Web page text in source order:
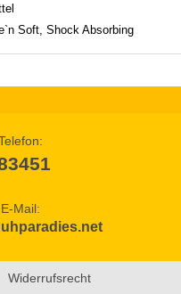
Soft, Shock Absorbing
Mail:
Widerrufsrecht